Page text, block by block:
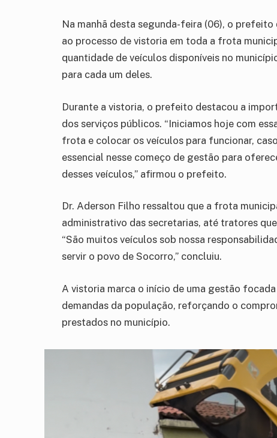
Na manhã desta segunda-feira (06), o
ao processo de vistoria em toda a frota
quantidade de veículos disponíveis no
para cada um deles.
Durante a vistoria, o prefeito destacou a
dos serviços públicos. “Iniciamos hoje com
frota e colocar os veículos para funcionar,
essencial nesse começo de gestão para
desses veículos,” afirmou o prefeito.
Dr. Aderson Filho ressaltou que a frota
administrativo das secretarias, até tratores
“São muitos veículos sob nossa
servir o povo de Socorro,” concluiu.
A vistoria marca o início de uma gestão
demandas da população, reforçando o
prestados no município.